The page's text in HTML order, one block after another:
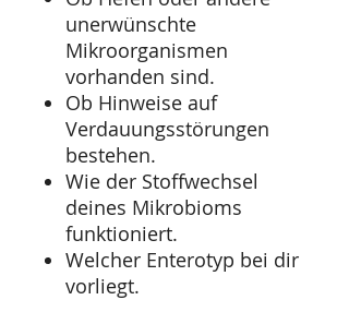
unerwünschte
Mikroorganismen
vorhanden sind.
Ob Hinweise auf
Verdauungsstörungen
bestehen.
Wie der Stoffwechsel
deines Mikrobioms
funktioniert.
Welcher Enterotyp bei dir
vorliegt.